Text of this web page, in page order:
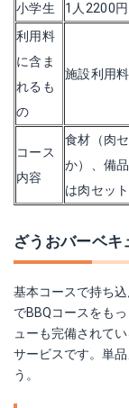
小学生
1人2200円
利用料
に含ま
れるも
の
施設利用
コース
内容
食材（肉
か）、備
は肉セッ
ざうおバーベ
基本コースで持ち
でBBQコースをも
ューも完備されて
サービスです。単
う。